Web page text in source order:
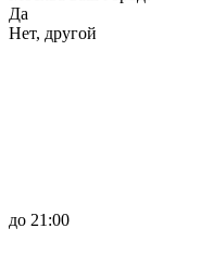
Да
Нет, другой
до 21:00